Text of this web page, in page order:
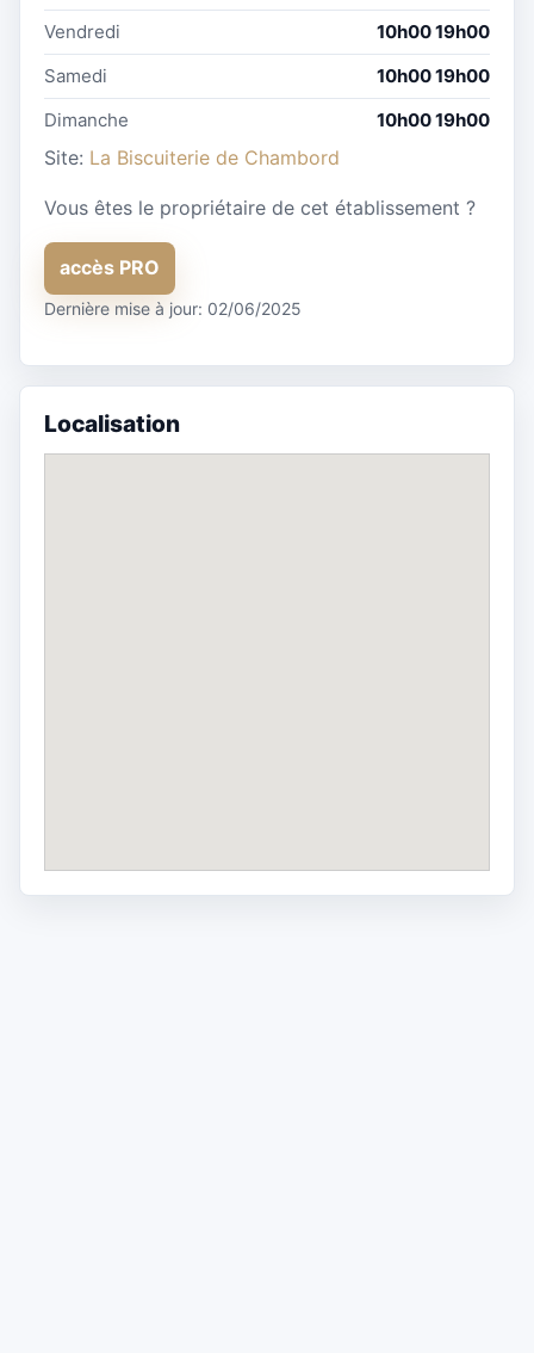
Vendredi
10h00 19h00
Samedi
10h00 19h00
Dimanche
10h00 19h00
Site: La Biscuiterie de Chambord
Vous êtes le propriétaire de cet établissement ?
accès PRO
Dernière mise à jour: 02/06/2025
Localisation